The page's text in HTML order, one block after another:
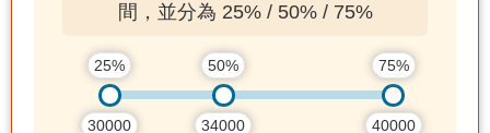
間，並分為 25% / 50% / 75%
25%
30000
50%
34000
75%
40000